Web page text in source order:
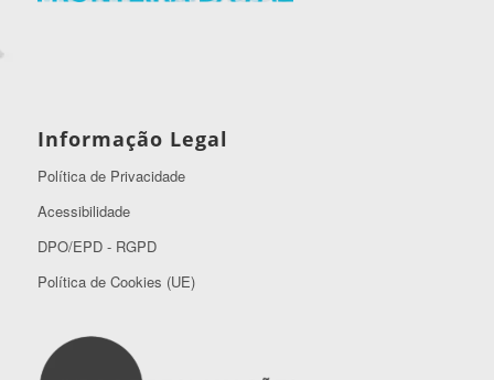
Informação Legal
Política de Privacidade
Acessibilidade
DPO/EPD - RGPD
Política de Cookies (UE)